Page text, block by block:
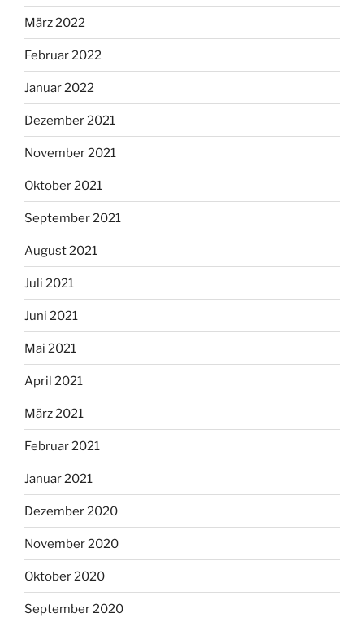
März 2022
Februar 2022
Januar 2022
Dezember 2021
November 2021
Oktober 2021
September 2021
August 2021
Juli 2021
Juni 2021
Mai 2021
April 2021
März 2021
Februar 2021
Januar 2021
Dezember 2020
November 2020
Oktober 2020
September 2020